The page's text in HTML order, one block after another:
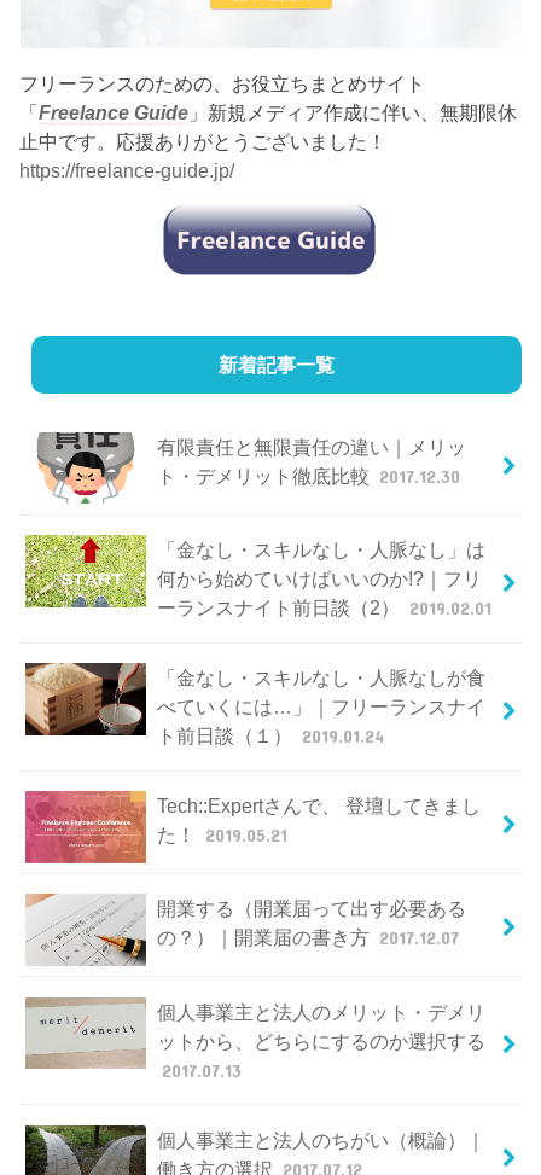
フリーランスのための、お役立ちまとめサイト
「Freelance Guide 」新規メディア作成に伴い、無期限休
止中です。応援ありがとうございました！
https://freelance-guide.jp/
新着記事一覧
有限責任と無限責任の違い｜メリッ
ト・デメリット徹底比較 2017.12.30
「金なし・スキルなし・人脈なし」は
何から始めていけばいいのか!?｜フリ
ーランスナイト前日談（2）
2019.02.01
「金なし・スキルなし・人脈なしが食
べていくには…」｜フリーランスナイ
ト前日談（１）
2019.01.24
Tech::Expertさんで、 登壇してきまし
た！
2019.05.21
開業する（開業届って出す必要ある
の？）｜開業届の書き方 2017.12.07
個人事業主と法人のメリット・デメリ
ットから、どちらにするのか選択する
2017.07.13
個人事業主と法人のちがい（概論）｜
働き方の選択 2017.07.12